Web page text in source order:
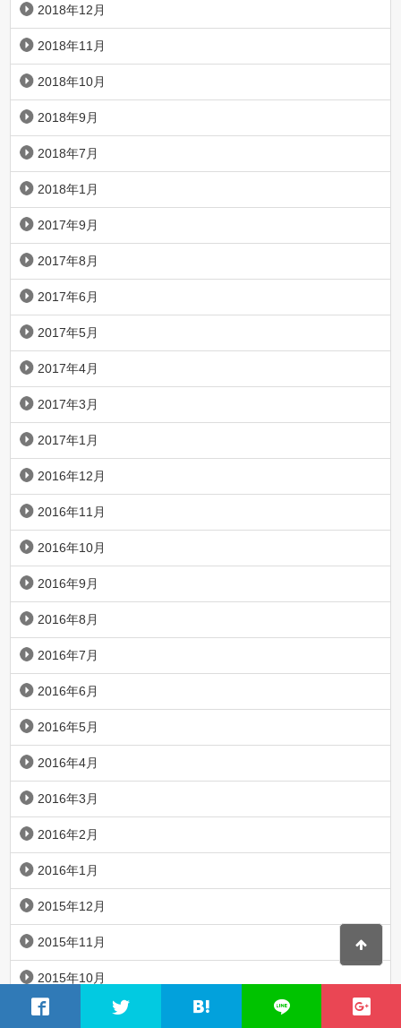
2018年12月
2018年11月
2018年10月
2018年9月
2018年7月
2018年1月
2017年9月
2017年8月
2017年6月
2017年5月
2017年4月
2017年3月
2017年1月
2016年12月
2016年11月
2016年10月
2016年9月
2016年8月
2016年7月
2016年6月
2016年5月
2016年4月
2016年3月
2016年2月
2016年1月
2015年12月
2015年11月
2015年10月
2015年9月